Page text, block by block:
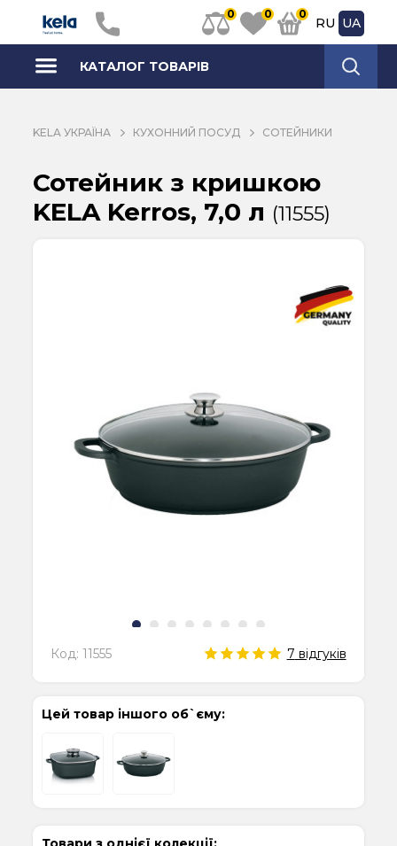
0 0 0
RU UA
КАТАЛОГ ТОВАРІВ
KELA УКРАЇНА КУХОННИЙ ПОСУД СОТЕЙНИКИ
Сотейник з кришкою
KELA Kerros, 7,0 л (11555)
Код:11555 7 відгуків
Цей товар іншого об`єму: